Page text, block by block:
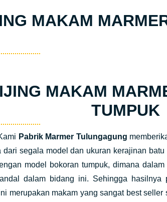
MAKAM
MAKAM
TUMPUK
Pabrik Marmer Tulungagung
dari segala model dan ukuran kerajinan
model bokoran tumpuk, dimana
dalam bidang ini. Sehingga
merupakan makam yang sangat best